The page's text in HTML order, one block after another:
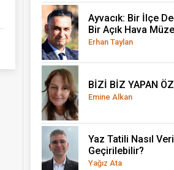
Ayvacık: Bir İlçe
Bir Açık Hava
Erhan Taylan
BİZİ BİZ YAPAN
Emine Alkan
Yaz Tatili Nasıl
Geçirilebilir?
Yağız Ata